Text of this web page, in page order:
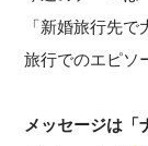
「新婚旅行先
旅行でのエピソ
メッセージは「